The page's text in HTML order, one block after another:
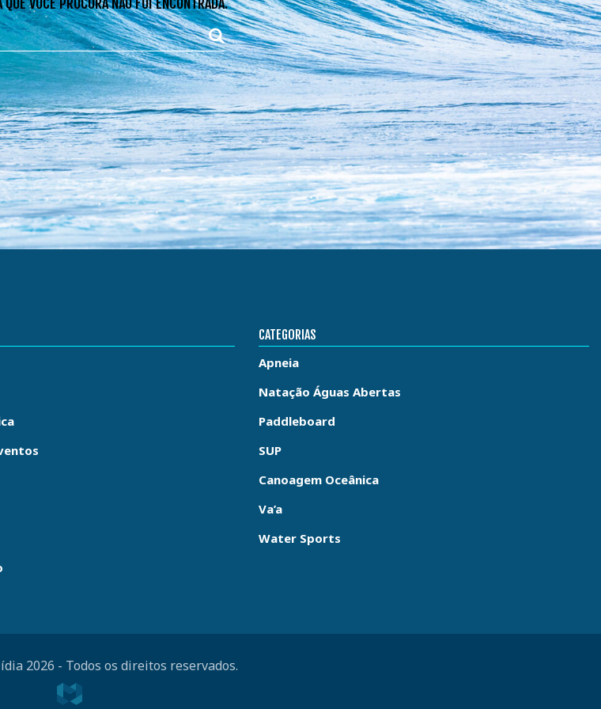
CATEGORIAS
Apneia
Natação Águas Abertas
Paddleboard
SUP
Canoagem Oceânica
Va’a
Water Sports
2026 - Todos os direitos reservados.